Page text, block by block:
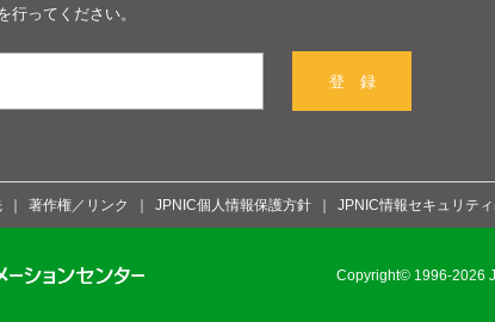
ってください。
登 録
著作権／リンク JPNIC個人情報保護方針 JPNIC情報セキュリテ
Copyright© 1996-2026